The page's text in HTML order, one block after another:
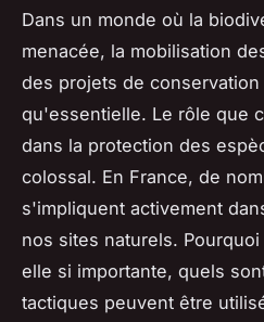
Dans un monde où la
menacée, la mobilisation
des projets de
qu'essentielle. Le rôle que
dans la protection des
colossal. En France, de
s'impliquent activement
nos sites naturels.
elle si importante, quels
tactiques peuvent être